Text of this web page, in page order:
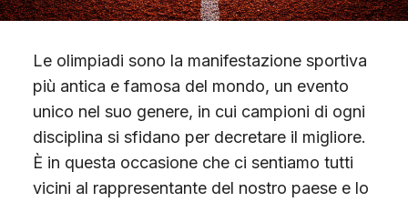
Le olimpiadi sono la manifestazione sportiva
più antica e famosa del mondo, un evento
unico nel suo genere, in cui campioni di ogni
disciplina si sfidano per decretare il migliore.
È in questa occasione che ci sentiamo tutti
vicini al rappresentante del nostro paese e lo